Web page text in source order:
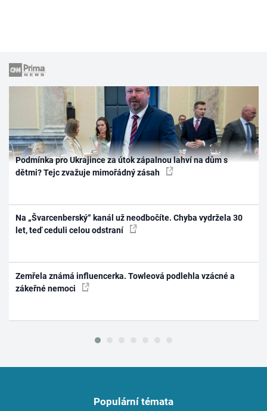
Podmínka pro Ukrajince za útok zápalnou lahví na dům s
dětmi? Tejc zvažuje mimořádný zásah
Na „Švarcenberský“ kanál už neodbočíte. Chyba vydržela 30
let, teď ceduli celou odstraní
Zemřela známá influencerka. Towleová podlehla vzácné a
zákeřné nemoci
Populární témata